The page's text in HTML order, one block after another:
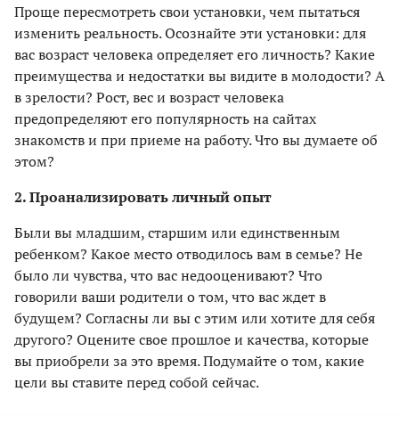
Проще пересмотреть свои установки, чем пытаться
изменить реальность. Осознайте эти установки: для
вас возраст человека определяет его личность? Какие
преимущества и недостатки вы видите в молодости? А
в зрелости? Рост, вес и возраст человека
предопределяют его популярность на сайтах
знакомств и при приеме на работу. Что вы думаете об
этом?
2. Проанализировать личный опыт
Были вы младшим, старшим или единственным
ребенком? Какое место отводилось вам в семье? Не
было ли чувства, что вас недооценивают? Что
говорили ваши родители о том, что вас ждет в
будущем? Согласны ли вы с этим или хотите для себя
другого? Оцените свое прошлое и качества, которые
вы приобрели за это время. Подумайте о том, какие
цели вы ставите перед собой сейчас.